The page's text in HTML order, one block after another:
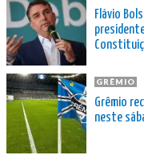
Flávio
GRÊMIO
Grêmio
neste